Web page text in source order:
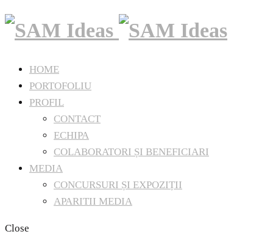
HOME
PORTOFOLIU
PROFIL
CONTACT
ECHIPA
COLABORATORI ȘI BENEFICIARI
MEDIA
CONCURSURI ȘI EXPOZIȚII
APARITII MEDIA
Close